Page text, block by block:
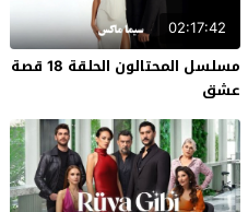
02:17:42
مسلسل المحتالون الحلقة 18 قصة
عشق